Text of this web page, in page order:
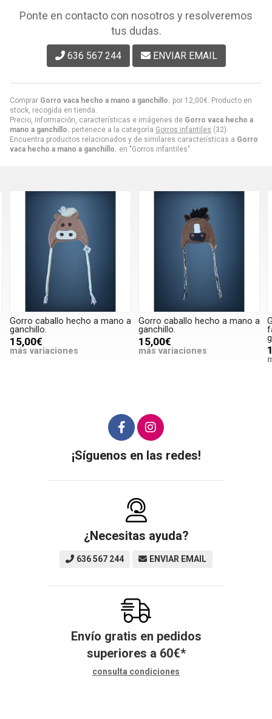
Comprar Gorro vaca hecho a mano a ganchillo. por 12,00€ . Producto en
stock, recogida en tienda.
Precio, información, características e imágenes de Gorro vaca hecho a
mano a ganchillo. pertenece a la categoría Gorros infantiles (32).
Encuentra productos relacionados y de similares características a Gorro
vaca hecho a mano a ganchillo. en "Gorros infantiles".
Ponte en contacto con nosotros y resolveremos
tus dudas.
636 567 244 ENVIAR EMAIL
Gorro caballo hecho a mano a
ganchillo.
15,00€
más variaciones
Gorro caballo hecho a mano a
ganchillo.
15,00€
más variaciones
¡Síguenos en las redes!
¿Necesitas ayuda?
636 567 244 ENVIAR EMAIL
Envío gratis en pedidos
superiores a 60€*
consulta condiciones